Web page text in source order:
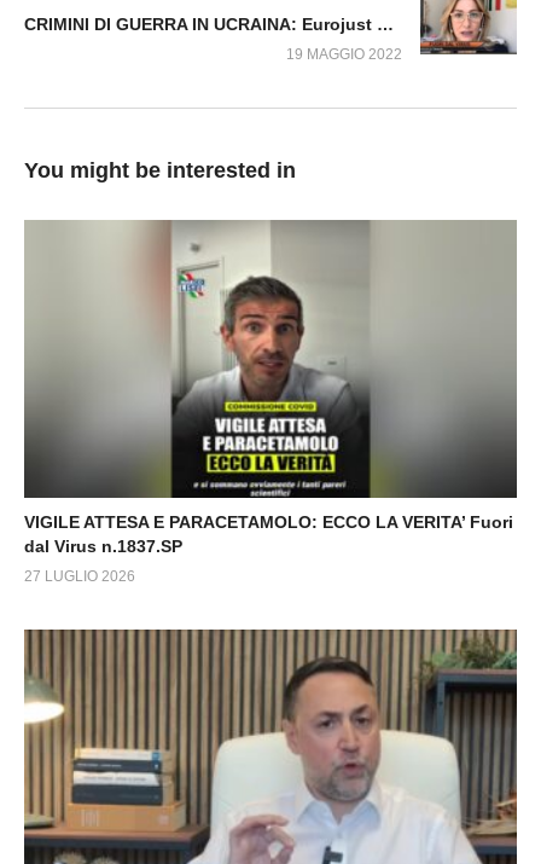
CRIMINI DI GUERRA IN UCRAINA: Eurojust gestirà le prove contro la Russia. Fuori dal Virus n.205.SP
19 MAGGIO 2022
You might be interested in
VIGILE ATTESA E PARACETAMOLO: ECCO LA VERITA’ Fuori
dal Virus n.1837.SP
27 LUGLIO 2026